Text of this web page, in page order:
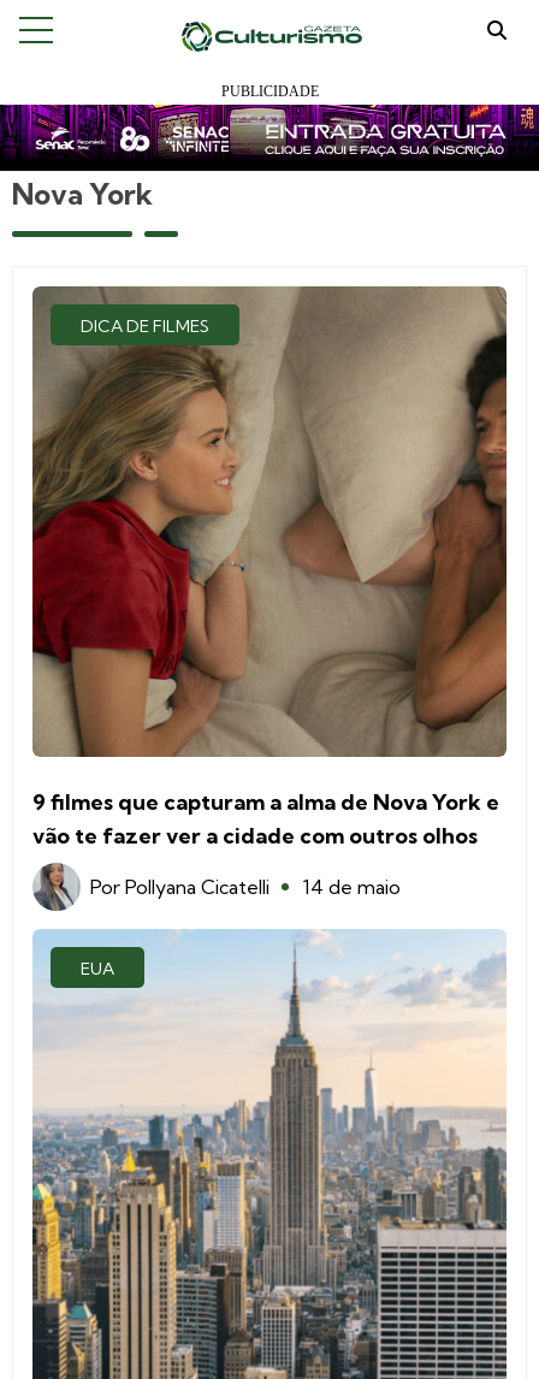
Nova York
DICA DE FILMES
9 filmes que capturam a alma de Nova York e
vão te fazer ver a cidade com outros olhos
Por Pollyana Cicatelli 14 de maio
EUA